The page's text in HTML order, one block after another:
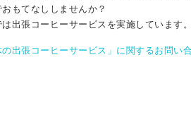
もてなししませんか？
出張コーヒーサービスを実施しています
の出張コーヒーサービス」に関するお問い